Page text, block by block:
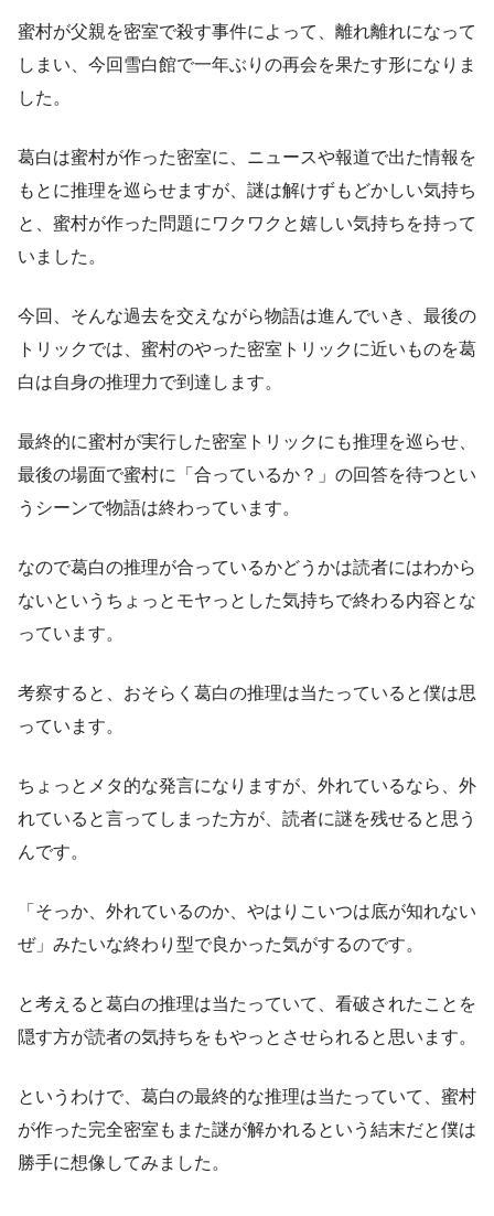
蜜村が父親を密室で殺す事件によって、離れ離れになって
しまい、今回雪白館で一年ぶりの再会を果たす形になりま
した。
葛白は蜜村が作った密室に、ニュースや報道で出た情報を
もとに推理を巡らせますが、謎は解けずもどかしい気持ち
と、蜜村が作った問題にワクワクと嬉しい気持ちを持って
いました。
今回、そんな過去を交えながら物語は進んでいき、最後の
トリックでは、蜜村のやった密室トリックに近いものを葛
白は自身の推理力で到達します。
最終的に蜜村が実行した密室トリックにも推理を巡らせ、
最後の場面で蜜村に「合っているか？」の回答を待つとい
うシーンで物語は終わっています。
なので葛白の推理が合っているかどうかは読者にはわから
ないというちょっとモヤっとした気持ちで終わる内容とな
っています。
考察すると、おそらく葛白の推理は当たっていると僕は思
っています。
ちょっとメタ的な発言になりますが、外れているなら、外
れていると言ってしまった方が、読者に謎を残せると思う
んです。
「そっか、外れているのか、やはりこいつは底が知れない
ぜ」みたいな終わり型で良かった気がするのです。
と考えると葛白の推理は当たっていて、看破されたことを
隠す方が読者の気持ちをもやっとさせられると思います。
というわけで、葛白の最終的な推理は当たっていて、蜜村
が作った完全密室もまた謎が解かれるという結末だと僕は
勝手に想像してみました。